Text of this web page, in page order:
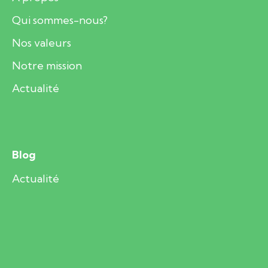
Qui sommes-nous?
Nos valeurs
Notre mission
Actualité
Blog
Actualité